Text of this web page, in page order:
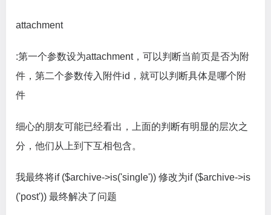
attachment
:第一个参数设为attachment，可以判断当前页是否为附
件，第二个参数传入附件id，就可以判断具体是哪个附
件
细心的朋友可能已经看出，上面的判断有明显的层次之
分，他们从上到下互相包含。
我最终将if ($archive->is('single')) 修改为if ($archive->is
('post')) 最终解决了问题